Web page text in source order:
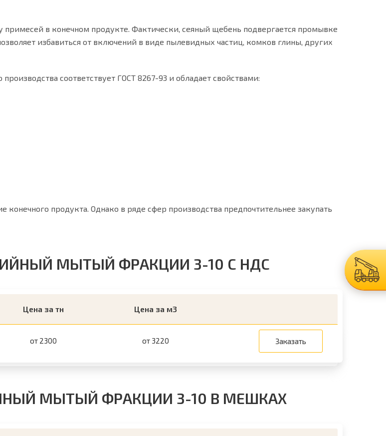
примесей в конечном продукте. Фактически, сеяный щебень подвергается промывке
избавиться от включений в виде пылевидных частиц, комков глины, других
соответствует ГОСТ 8267-93 и обладает свойствами:
продукта. Однако в ряде сфер производства предпочтительнее закупать
МЫТЫЙ ФРАКЦИИ 3-10 С НДС
Цена за тн Цена за м3
от 2300 от 3220 Заказать
МЫТЫЙ ФРАКЦИИ 3-10 В МЕШКАХ